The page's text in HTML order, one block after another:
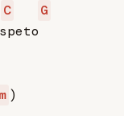
C
G
)